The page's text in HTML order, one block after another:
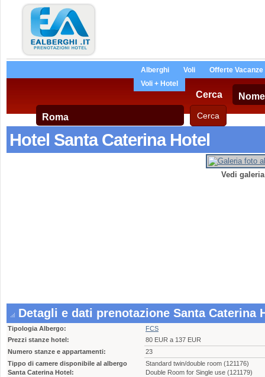
Alberghi Voli
Offerte Vacanze
Voli + Hotel
Cerca
Hotel Santa Caterina Hotel
Vedi
Detagli e dati prenotazione Santa Caterina
Tipologia Albergo:
FCS
Prezzi stanze hotel:
80 EUR a 137 EUR
Numero stanze e appartamenti:
23
Tippo di camere disponibile al albergo
Santa Caterina Hotel:
Standard twin/double room (121176)
Double Room for Single use (121179)